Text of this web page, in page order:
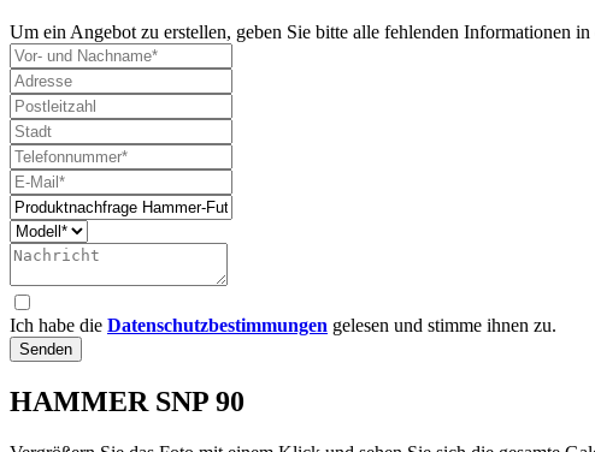
Um ein Angebot zu erstellen, geben Sie bitte alle fehlenden Informationen
Ich habe die Datenschutzbestimmungen gelesen und stimme ihnen zu.
Senden
HAMMER SNP 90